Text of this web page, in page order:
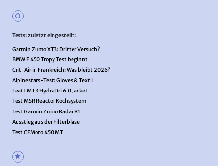
Tests: zuletzt eingestellt:
Garmin Zumo XT3: Dritter Versuch?
BMW F 450 Tropy Test beginnt
Crit-Air in Frankreich: Was bleibt 2026?
Alpinestars-Test: Gloves & Textil
Leatt MTB HydraDri 6.0 Jacket
Test MSR Reactor Kochsystem
Test Garmin Zumo Radar R1
Ausstieg aus der Filterblase
Test CFMoto 450 MT